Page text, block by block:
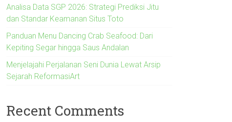
Analisa Data SGP 2026: Strategi Prediksi Jitu
dan Standar Keamanan Situs Toto
Panduan Menu Dancing Crab Seafood: Dari
Kepiting Segar hingga Saus Andalan
Menjelajahi Perjalanan Seni Dunia Lewat Arsip
Sejarah ReformasiArt
Recent Comments